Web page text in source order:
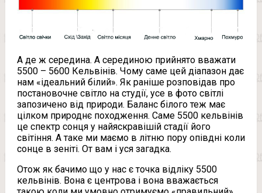
А де ж середина. А серединою прийнято вважати
5500 – 5600 Кельвінів. Чому саме цей діапазон дає
нам «ідеальний білий». Як раніше розповідав про
постановочне світло на студії, усе в фото світлі
запозичено від природи. Баланс білого теж має
цілком природнє походження. Саме 5500 кельвінів
це спектр сонця у найяскравішій стадії його
світіння. А таке ми маємо в літню пору опівдні коли
сонце в зеніті. От вам і уся загадка.
Отож як бачимо що у нас є точка відліку 5500
кельвінів. Вона є центрова і вона вважається